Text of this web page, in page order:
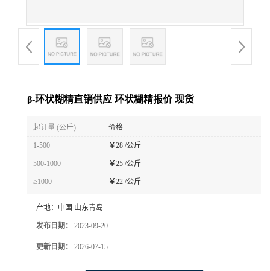
β-环状糊精直销供应 环状糊精报价 现货
起订量 (公斤) 价格
1-500 ￥28 /公斤
500-1000 ￥25 /公斤
≥1000 ￥22 /公斤
产地： 中国 山东青岛
发布日期： 2023-09-20
更新日期： 2026-07-15